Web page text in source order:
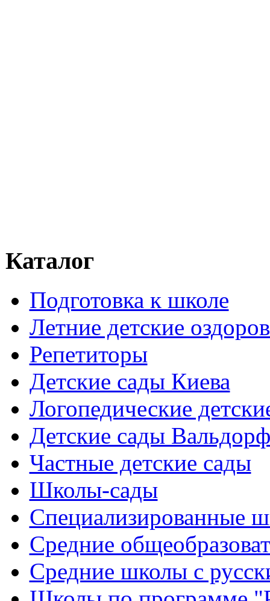
Каталог
Подготовка к школе
Летние детские
Репетиторы
Детские сады Киева
Логопедические
Детские сады
Частные детские сады
Школы-сады
Cпециализированные
Cредние
Средние школы с